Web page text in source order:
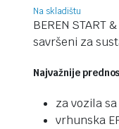
Na skladištu
BEREN
savršeni za
Najvažnije
za vozila
vrhunska